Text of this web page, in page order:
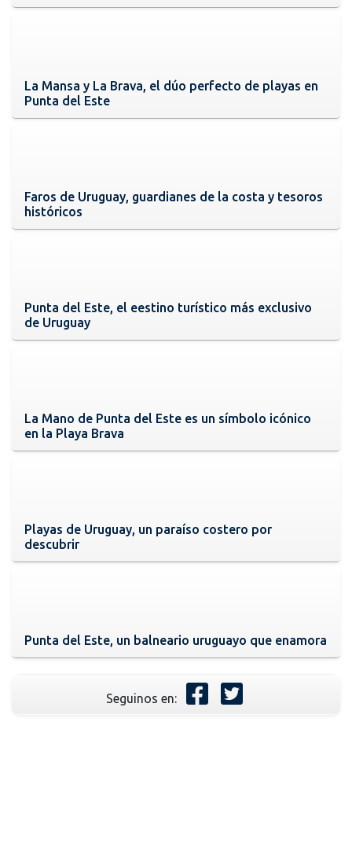
La Mansa y La Brava, el dúo perfecto de playas en
Punta del Este
Faros de Uruguay, guardianes de la costa y tesoros
históricos
Punta del Este, el eestino turístico más exclusivo
de Uruguay
La Mano de Punta del Este es un símbolo icónico
en la Playa Brava
Playas de Uruguay, un paraíso costero por
descubrir
Punta del Este, un balneario uruguayo que enamora
Seguinos en: